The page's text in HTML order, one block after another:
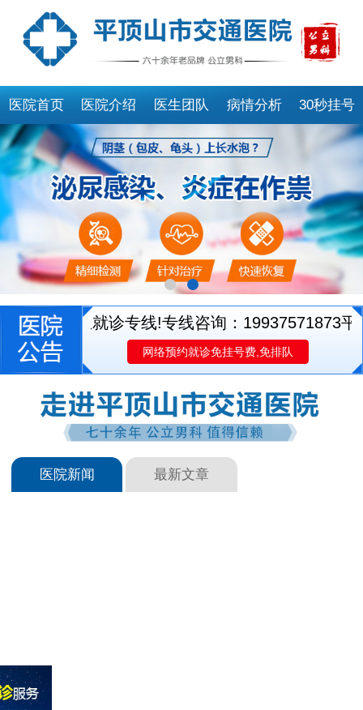
医院首页 医院介绍 医生团队 病情分析 30秒挂号
开通医生就诊专线!专线咨询：19937571873平
网络预约就诊免挂号费,免排队
医院新闻 最新文章